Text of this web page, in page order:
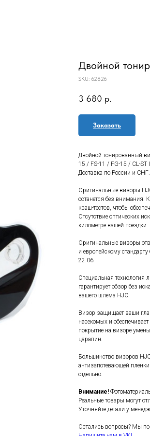
Двойной
SKU: 62826
3 680 р.
Заказать
Двойной тонированный
15 / FS-11 / FG-15 / CL-ST
Доставка по России и СНГ.
Оригинальные визоры
останется без внимания.
краш-тестов, чтобы
Отсутствие оптических
километре вашей поездки.
Оригинальные визоры
и европейскому
22.06.
Специальная технология
гарантирует обзор без
вашего шлема HJC.
Визор защищает ваши
насекомых и
покрытие на визоре
царапин.
Большинство визоров
антизапотевающей
отдельно.
Внимание!
Реальные товары могут
Уточняйте детали у
Остались вопросы? Мы